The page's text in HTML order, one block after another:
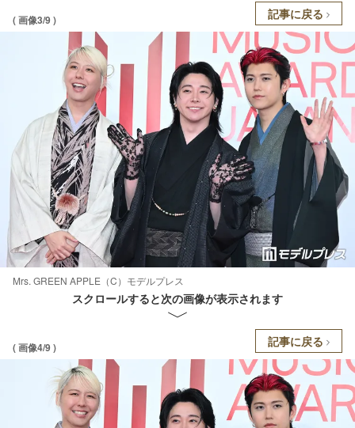
( 画像3/9 ) 記事に戻る
Mrs. GREEN APPLE（C）モデルプレス
スクロールすると次の画像が表示されます
( 画像4/9 ) 記事に戻る